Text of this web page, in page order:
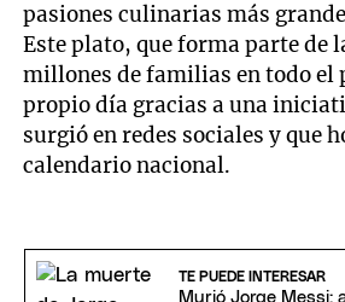
pasiones culinarias más
Este plato, que forma parte de
millones de familias en todo el
propio día gracias a una
surgió en redes sociales y que
calendario nacional.
TE PUEDE INTERESAR
Murió Jorge Messi: